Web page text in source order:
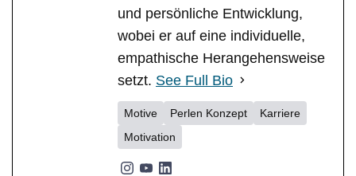
und persönliche Entwicklung,
wobei er auf eine individuelle,
empathische Herangehensweise
setzt. See Full Bio
Motive Perlen Konzept
Karriere
Motivation